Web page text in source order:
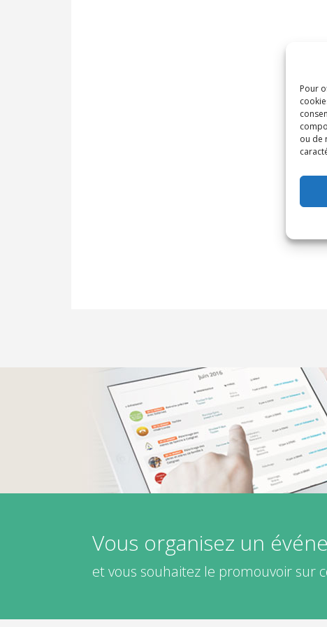
Pour
ou de
Vous organisez un
et vous souhaitez le promouvoir sur